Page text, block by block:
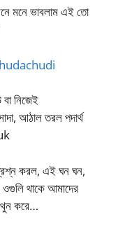
মনে ভাবলাম এই তো
নিজেই
আঠাল তরল পদার্থ
করল, এই ঘন ঘন,
ওগুলি থাকে আমাদের
করে…